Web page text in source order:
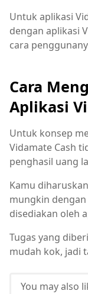
Untuk aplikasi
dengan aplikasi
cara
Cara
Aplikasi
Untuk konsep
Vidamate Cash
penghasil uang
Kamu
mungkin
disediakan oleh
Tugas yang
mudah kok, jadi
You may also